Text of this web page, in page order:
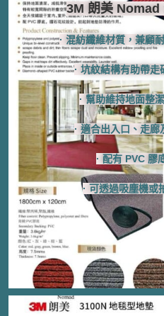
3M 朗美 Nomad
· 混紡纖維材質，兼顧
​​​· 坑紋結構有助帶
​​· 幫助維持地面整
​​· 適合出入口、走廊
​​· 配有 PVC 膠
​​​​· 可透過吸塵機或